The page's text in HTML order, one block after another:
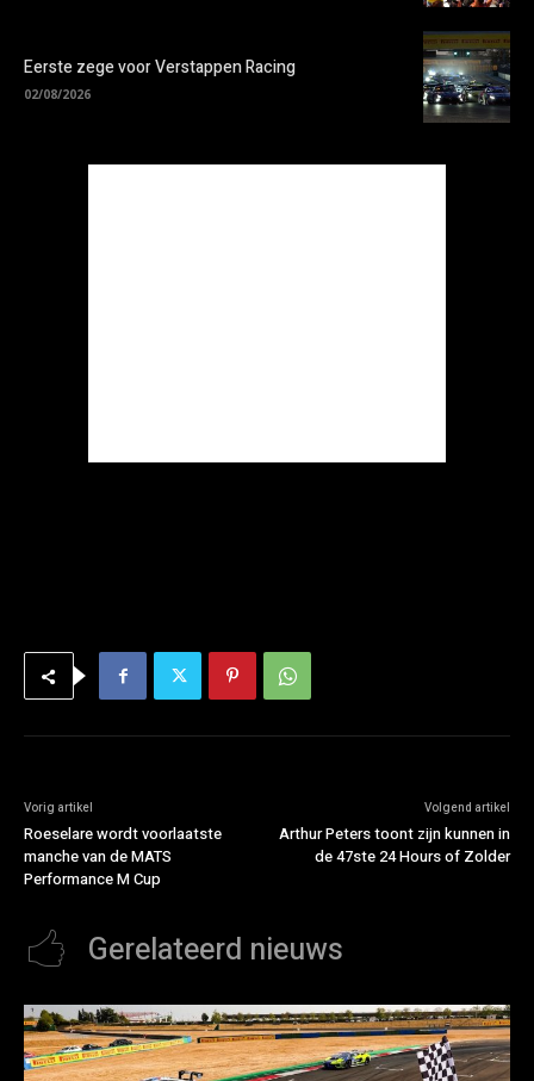
Eerste zege voor Verstappen Racing
02/08/2026
Vorig artikel
Roeselare wordt voorlaatste
manche van de MATS
Performance M Cup
Volgend artikel
Arthur Peters toont zijn kunnen in
de 47ste 24 Hours of Zolder
Gerelateerd nieuws